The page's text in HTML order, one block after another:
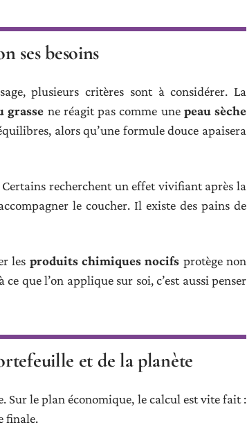
ses besoins
plusieurs critères sont à considérer. La
grasse ne réagit pas comme une peau sèche
alors qu’une formule douce apaisera
recherchent un effet vivifiant après la
le coucher. Il existe des pains de
les produits chimiques nocifs protège non
que l’on applique sur soi, c’est aussi penser
et de la planète
Sur le plan économique, le calcul est vite fait :
finale.